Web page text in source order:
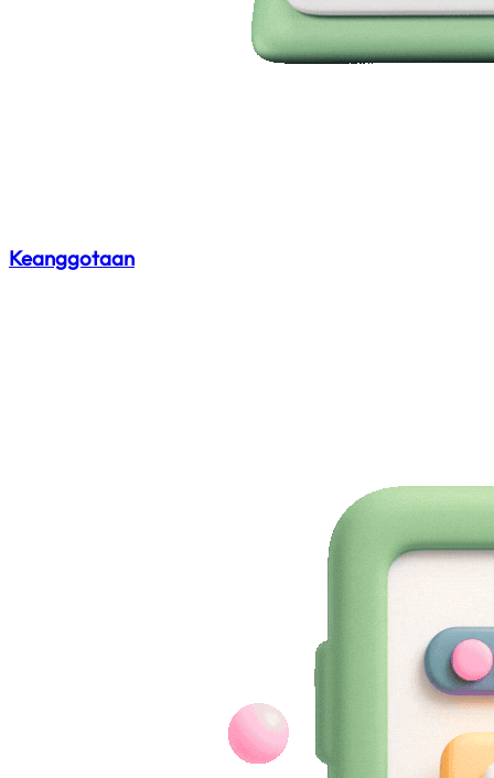
Keanggotaan